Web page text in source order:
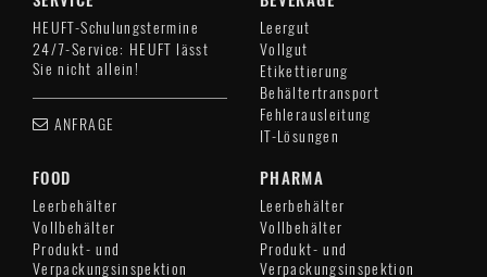
HEUFT-Schulungstermine
24/7-Service: HEUFT lässt
Sie nicht allein!
ANFRAGE
Leergut
Vollgut
Etikettierung
Behältertransport
Fehlerausleitung
IT-Lösungen
FOOD
Leerbehälter
Vollbehälter
Produkt- und
Verpackungsinspektion
PHARMA
Leerbehälter
Vollbehälter
Produkt- und
Verpackungsinspektion